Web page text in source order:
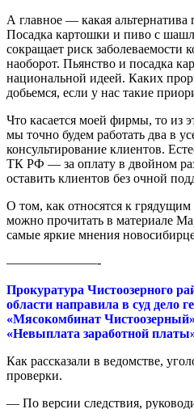
А главное — какая альтернатива
Посадка картошки и пиво с
сокращает риск заболеваемости
наоборот. Пьянство и посадка
национальной идеей. Каких
добьемся, если у нас такие
Что касается моей фирмы, то из
мы точно будем работать два в
консультирование клиентов.
ТК РФ — за оплату в двойном
оставить клиентов без очной
О том, как относятся к
можно прочитать в материале
самые яркие мнения
———————-
Прокуратура Чистоозерного
области направила в суд дело
«Мясокомбинат
«Невыплата заработной
Как рассказали в ведомстве,
проверки.
— По версии следствия,